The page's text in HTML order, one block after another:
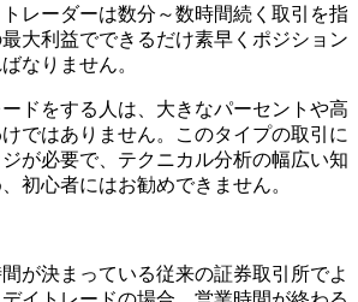
レーダーは数分～数時間続く取引を指
大利益でできるだけ素早くポジション
なりません。
ドをする人は、大きなパーセントや高
ではありません。このタイプの取引に
が必要で、テクニカル分析の幅広い知
初心者にはお勧めできません。
が決まっている従来の証券取引所でよ